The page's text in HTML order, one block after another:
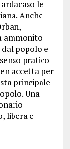
le
Anche
ammonito
popolo e
pratico
accetta per
principale
Una
libera e